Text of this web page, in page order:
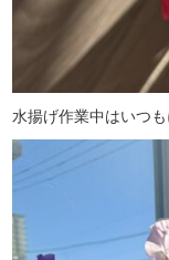
水揚げ作業中はいつ